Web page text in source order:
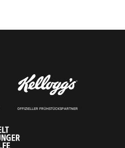
OFFIZIELLER FRÜHSTÜCKSPARTNER